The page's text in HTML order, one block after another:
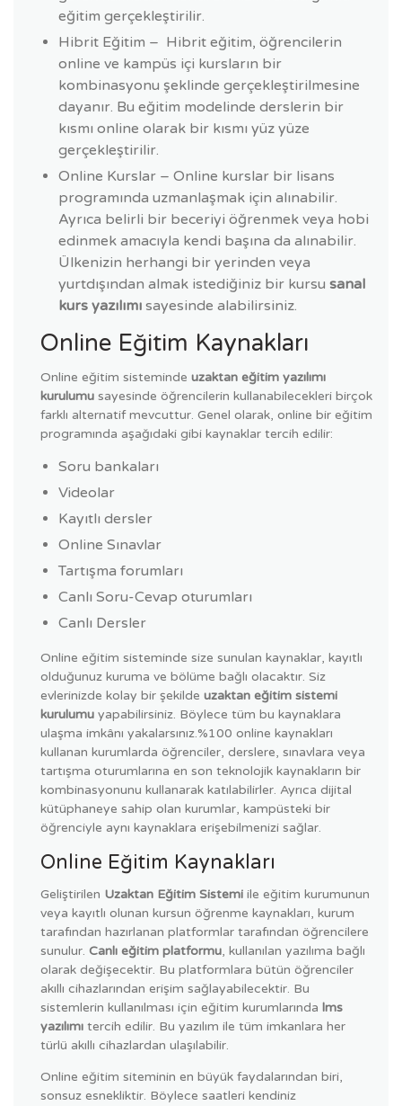
eğitim gerçekleştirilir.
Hibrit Eğitim – Hibrit eğitim, öğrencilerin
online ve kampüs içi kursların bir
kombinasyonu şeklinde gerçekleştirilmesine
dayanır. Bu eğitim modelinde derslerin bir
kısmı online olarak bir kısmı yüz yüze
gerçekleştirilir.
Online Kurslar – Online kurslar bir lisans
programında uzmanlaşmak için alınabilir.
Ayrıca belirli bir beceriyi öğrenmek veya hobi
edinmek amacıyla kendi başına da alınabilir.
Ülkenizin herhangi bir yerinden veya
yurtdışından almak istediğiniz bir kursu sanal
kurs yazılımı sayesinde alabilirsiniz.
Online Eğitim Kaynakları
Online eğitim sisteminde uzaktan eğitim yazılımı
kurulumu sayesinde öğrencilerin kullanabilecekleri birçok
farklı alternatif mevcuttur. Genel olarak, online bir eğitim
programında aşağıdaki gibi kaynaklar tercih edilir:
Soru bankaları
Videolar
Kayıtlı dersler
Online Sınavlar
Tartışma forumları
Canlı Soru-Cevap oturumları
Canlı Dersler
Online eğitim sisteminde size sunulan kaynaklar, kayıtlı
olduğunuz kuruma ve bölüme bağlı olacaktır. Siz
evlerinizde kolay bir şekilde uzaktan eğitim sistemi
kurulumu yapabilirsiniz. Böylece tüm bu kaynaklara
ulaşma imkânı yakalarsınız.%100 online kaynakları
kullanan kurumlarda öğrenciler, derslere, sınavlara veya
tartışma oturumlarına en son teknolojik kaynakların bir
kombinasyonunu kullanarak katılabilirler. Ayrıca dijital
kütüphaneye sahip olan kurumlar, kampüsteki bir
öğrenciyle aynı kaynaklara erişebilmenizi sağlar.
Online Eğitim Kaynakları
Geliştirilen Uzaktan Eğitim Sistemi ile eğitim kurumunun
veya kayıtlı olunan kursun öğrenme kaynakları, kurum
tarafından hazırlanan platformlar tarafından öğrencilere
sunulur. Canlı eğitim platformu, kullanılan yazılıma bağlı
olarak değişecektir. Bu platformlara bütün öğrenciler
akıllı cihazlarından erişim sağlayabilecektir. Bu
sistemlerin kullanılması için eğitim kurumlarında lms
yazılımı tercih edilir. Bu yazılım ile tüm imkanlara her
türlü akıllı cihazlardan ulaşılabilir.
Online eğitim siteminin en büyük faydalarından biri,
sonsuz esnekliktir. Böylece saatleri kendiniz